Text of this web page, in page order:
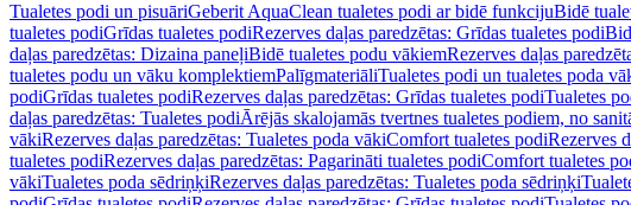
Tualetes podi un pisuāriGeberit AquaClean tualetes podi ar bidē funkcijuBidē
tualetes podiGrīdas tualetes podiRezerves daļas paredzētas: Grīdas tualetes podi
daļas paredzētas: Dizaina paneļiBidē tualetes podu vākiemRezerves daļas
tualetes podu un vāku komplektiemPalīgmateriāliTualetes podi un tualetes poda
podiGrīdas tualetes podiRezerves daļas paredzētas: Grīdas tualetes podiTualetes
daļas paredzētas: Tualetes podiĀrējās skalojamās tvertnes tualetes podiem, no
vākiRezerves daļas paredzētas: Tualetes poda vākiComfort tualetes podiRezerves
tualetes podiRezerves daļas paredzētas: Pagarināti tualetes podiComfort tualetes
vākiTualetes poda sēdriņķiRezerves daļas paredzētas: Tualetes poda sēdriņķi